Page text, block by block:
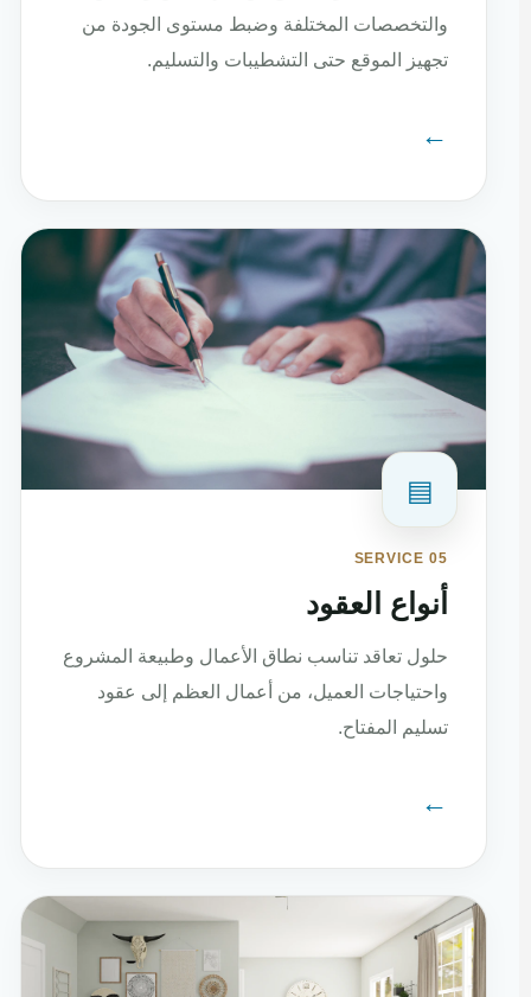
والتخصصات المختلفة وضبط مستوى الجودة من
تجهيز الموقع حتى التشطيبات والتسليم.
←
▤
SERVICE 05
أنواع العقود
حلول تعاقد تناسب نطاق الأعمال وطبيعة المشروع
واحتياجات العميل، من أعمال العظم إلى عقود
تسليم المفتاح.
←